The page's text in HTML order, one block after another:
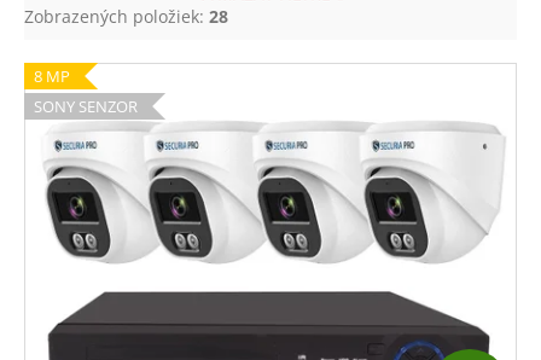
Zobrazených položiek: 28
V
ý
8 MP
SONY SENZOR